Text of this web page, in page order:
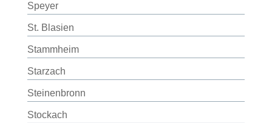
Speyer
St. Blasien
Stammheim
Starzach
Steinenbronn
Stockach